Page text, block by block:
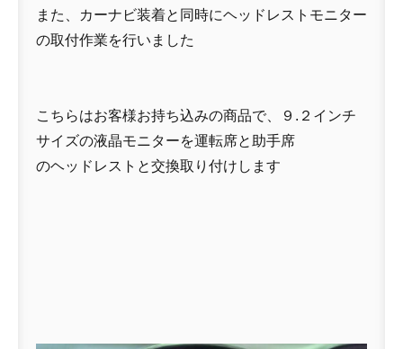
また、カーナビ装着と同時にヘッドレストモニター
の取付作業を行いました
こちらはお客様お持ち込みの商品で、９.２インチ
サイズの液晶モニターを運転席と助手席
のヘッドレストと交換取り付けします